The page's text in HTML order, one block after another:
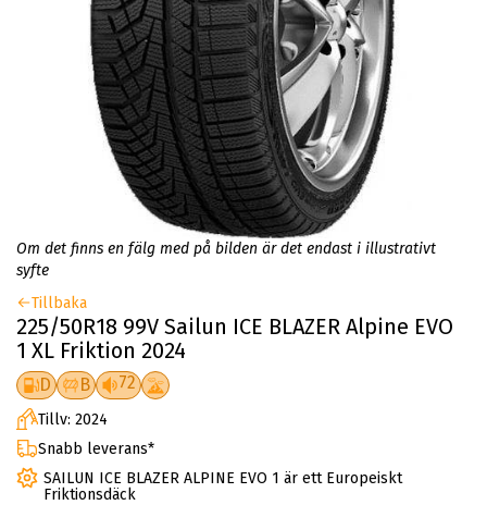
Om det finns en fälg med på bilden är det endast i illustrativt
syfte
Tillbaka
225/50R18 99V Sailun ICE BLAZER Alpine EVO
1 XL Friktion 2024
D B 72
Tillv: 2024
Snabb leverans*
SAILUN ICE BLAZER ALPINE EVO 1 är ett Europeiskt
Friktionsdäck